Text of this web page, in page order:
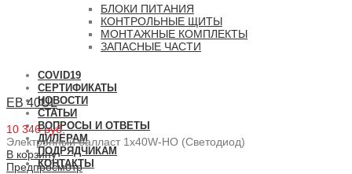
БЛОКИ ПИТАНИЯ
КОНТРОЛЬНЫЕ ЩИТЫ
МОНТАЖНЫЕ КОМПЛЕКТЫ
ЗАПАСНЫЕ ЧАСТИ
COVID19
СЕРТИФИКАТЫ
НОВОСТИ
СТАТЬИ
ВОПРОСЫ И ОТВЕТЫ
ДИЛЕРАМ
ПОДРЯДЧИКАМ
КОНТАКТЫ
EB 40UL
10 346 руб.
Электронный балласт 1x40W-HO (Светодиод)
В корзину
Предпросмотр